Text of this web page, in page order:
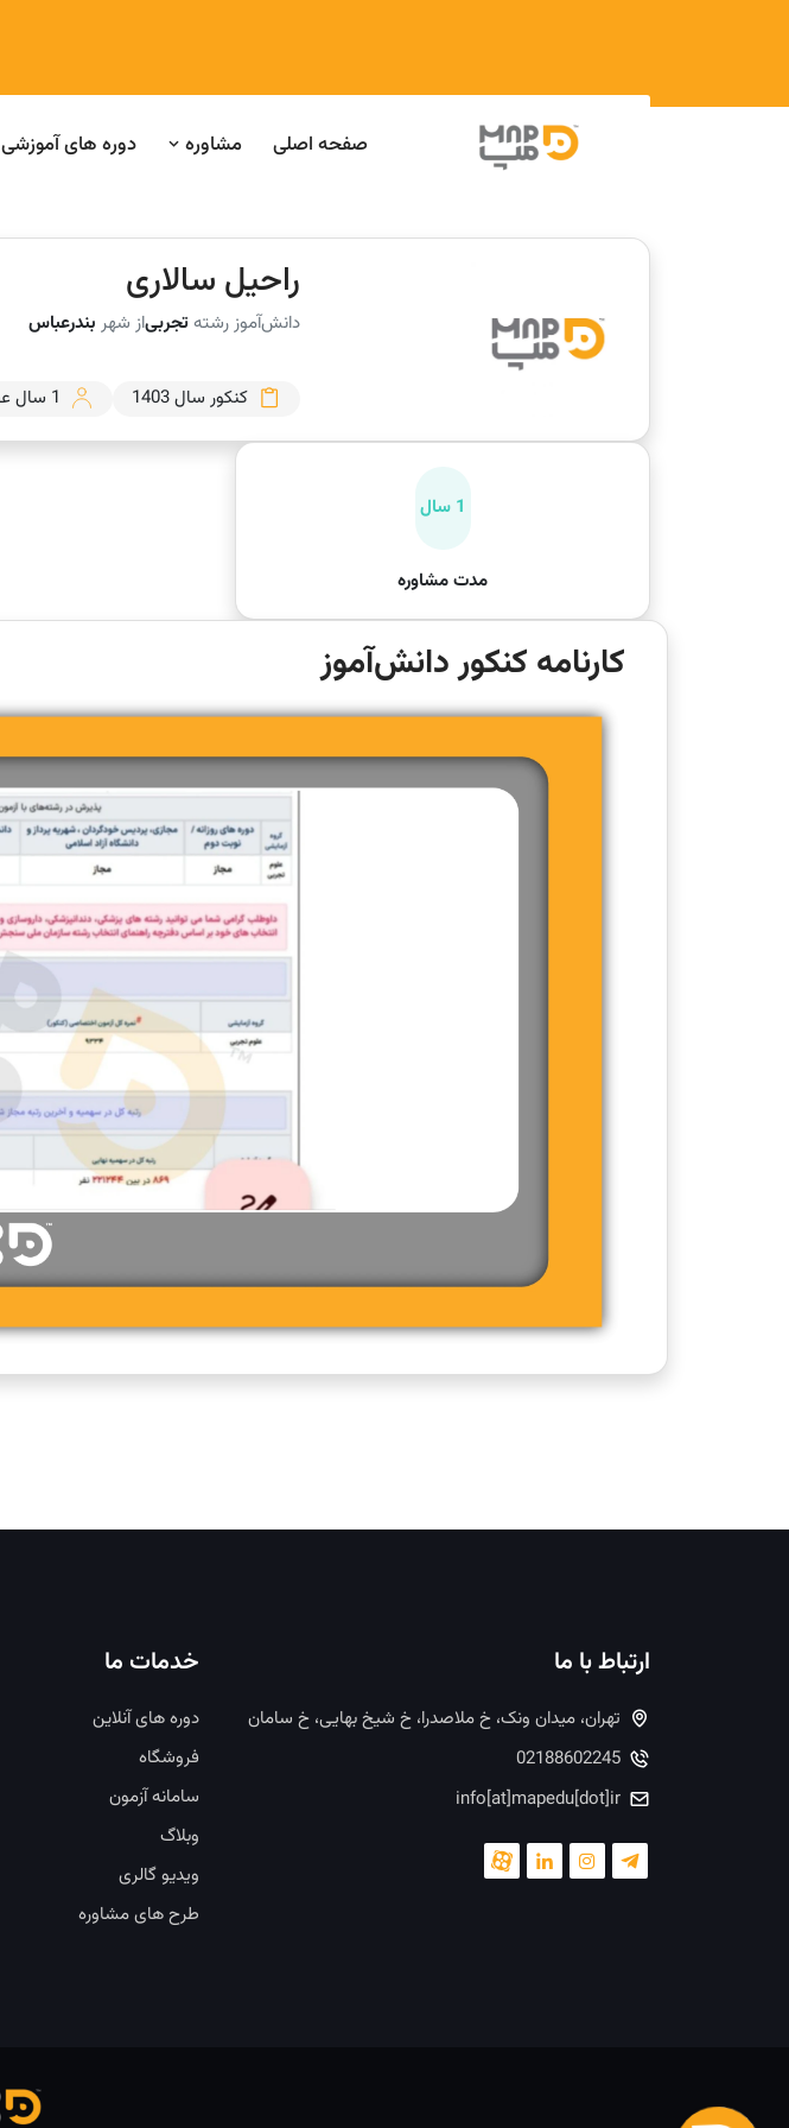
صفحه اصلی مشاوره دوره های آموزشی
راحیل سالاری
دانش‌آموز رشتهتجربیاز شهر بندرعباس
کنکور سال 1403 1 سال عضو
1 سال
مدت مشاوره
کارنامه کنکور دانش‌آموز
ارتباط با ما
تهران، میدان ونک، خ ملاصدرا، خ شیخ بهایی، خ سامان
02188602245
info[at]mapedu[dot]ir
خدمات ما
دوره های آنلاین
فروشگاه
سامانه آزمون
وبلاگ
ویدیو گالری
طرح های مشاوره